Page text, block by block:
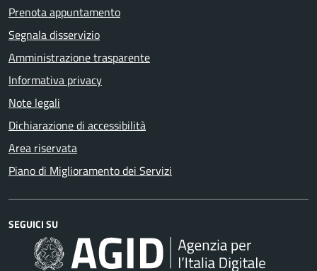
Prenota appuntamento
Segnala disservizio
Amministrazione trasparente
Informativa privacy
Note legali
Dichiarazione di accessibilità
Area riservata
Piano di Miglioramento dei Servizi
SEGUICI SU